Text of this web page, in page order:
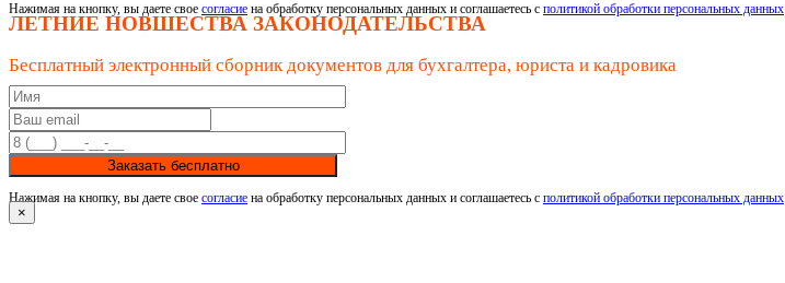
Нажимая на кнопку, вы даете свое согласие на обработку персональных данных и соглашаетесь с политикой обработки персональных данных
ЛЕТНИЕ НОВШЕСТВА ЗАКОНОДАТЕЛЬСТВА
Бесплатный электронный сборник документов для бухгалтера, юриста и кадровика
Заказать бесплатно
Нажимая на кнопку, вы даете свое согласие на обработку персональных данных и соглашаетесь с политикой обработки персональных данных
×